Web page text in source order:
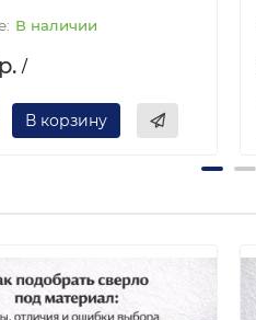
В наличии
/
В корзину